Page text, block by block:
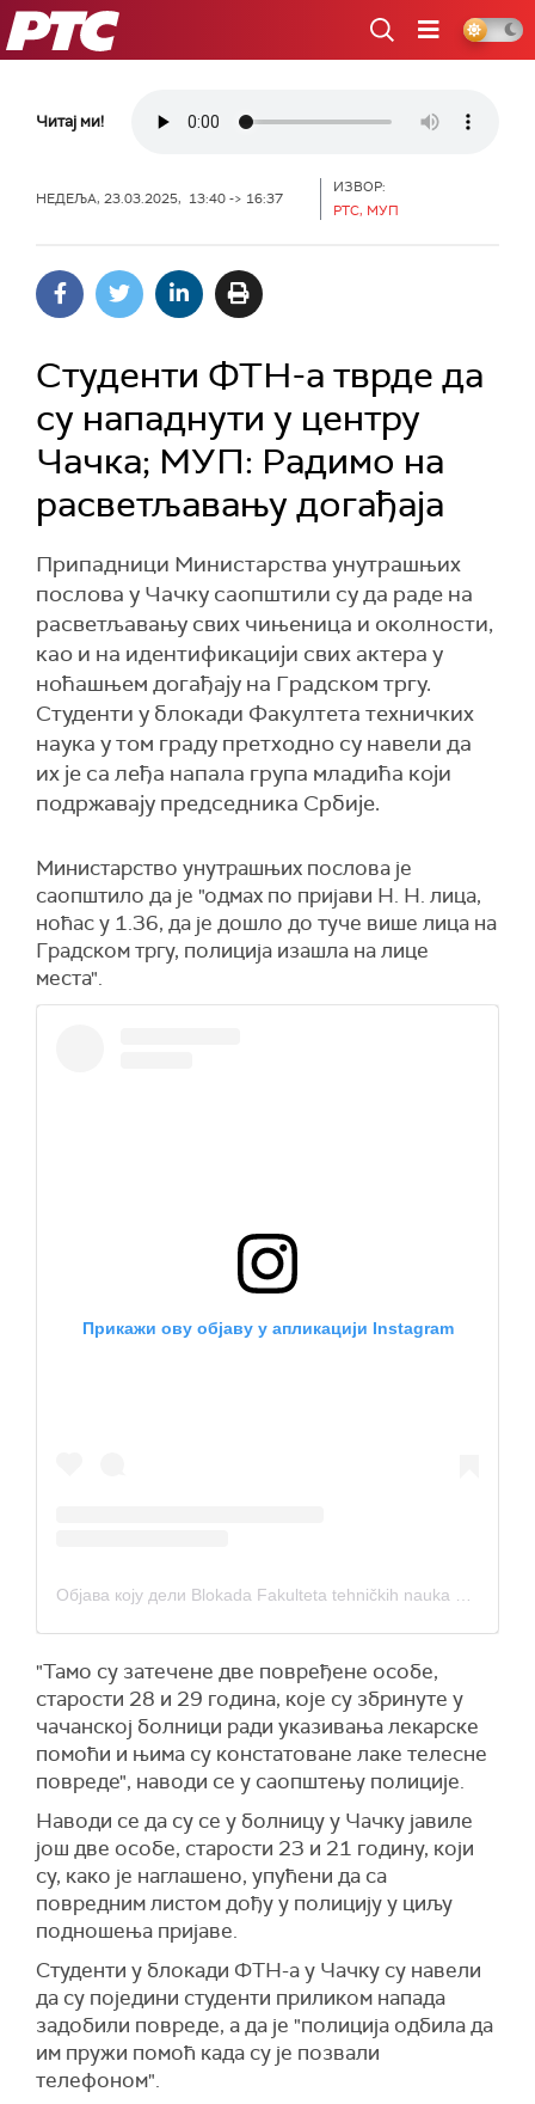
РТС
Читај ми!
НЕДЕЉА, 23.03.2025, 13:40 -> 16:37
ИЗВОР:
РТС, МУП
Студенти ФТН-а тврде да
су нападнути у центру
Чачка; МУП: Радимо на
расветљавању догађаја
Припадници Министарства унутрашњих
послова у Чачку саопштили су да раде на
расветљавању свих чињеница и околности,
као и на идентификацији свих актера у
ноћашњем догађају на Градском тргу.
Студенти у блокади Факултета техничких
наука у том граду претходно су навели да
их је са леђа напала група младића који
подржавају председника Србије.
Министарство унутрашњих послова је
саопштило да је "одмах по пријави Н. Н. лица,
ноћас у 1.36, да је дошло до туче више лица на
Градском тргу, полиција изашла на лице
места".
Прикажи ову објаву у апликацији Instagram
"Тамо су затечене две повређене особе,
старости 28 и 29 година, које су збринуте у
чачанској болници ради указивања лекарске
помоћи и њима су констатоване лаке телесне
повреде", наводи се у саопштењу полиције.
Наводи се да су се у болницу у Чачку јавиле
још две особе, старости 23 и 21 годину, који
су, како је наглашено, упућени да са
повредним листом дођу у полицију у циљу
подношења пријаве.
Студенти у блокади ФТН-а у Чачку су навели
да су поједини студенти приликом напада
задобили повреде, а да је "полиција одбила да
им пружи помоћ када су је позвали
телефоном".